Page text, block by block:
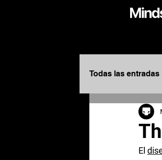
Todas las entradas
Diseñadores
El